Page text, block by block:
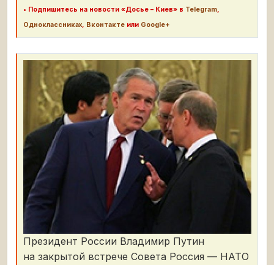
• Подпишитесь на новости «Досье – Киев» в Telegram,
Одноклассниках, Вконтакте или Google+
Президент России Владимир Путин
на закрытой встрече Совета Россия — НАТО